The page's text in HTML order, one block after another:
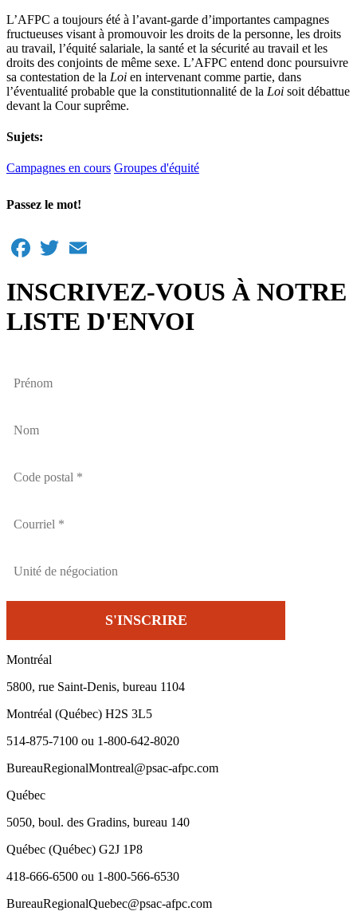
L’AFPC a toujours été à l’avant-garde d’importantes campagnes
fructueuses visant à promouvoir les droits de la personne, les droits
au travail, l’équité salariale, la santé et la sécurité au travail et les
droits des conjoints de même sexe. L’AFPC entend donc poursuivre
sa contestation de la Loi en intervenant comme partie, dans
l’éventualité probable que la constitutionnalité de la Loi soit débattue
devant la Cour suprême.
Sujets:
Campagnes en cours Groupes d'équité
Passez le mot!
Facebook
Twitter
INSCRIVEZ-VOUS À NOTRE
LISTE D'ENVOI
Montréal
5800, rue Saint-Denis, bureau 1104
Montréal (Québec) H2S 3L5
514-875-7100 ou 1-800-642-8020
BureauRegionalMontreal@psac-afpc.com
Québec
5050, boul. des Gradins, bureau 140
Québec (Québec) G2J 1P8
418-666-6500 ou 1-800-566-6530
BureauRegionalQuebec@psac-afpc.com